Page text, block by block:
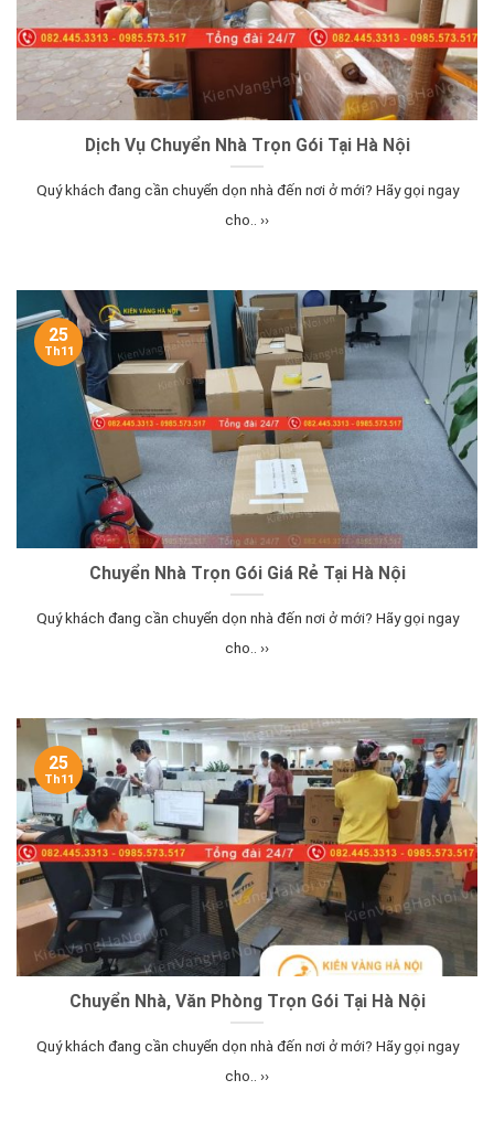
Dịch Vụ Chuyển Nhà Trọn Gói Tại Hà Nội
Quý khách đang cần chuyển dọn nhà đến nơi ở mới? Hãy gọi ngay
cho.. ››
Chuyển Nhà Trọn Gói Giá Rẻ Tại Hà Nội
Quý khách đang cần chuyển dọn nhà đến nơi ở mới? Hãy gọi ngay
cho.. ››
25
Th11
Chuyển Nhà, Văn Phòng Trọn Gói Tại Hà Nội
Quý khách đang cần chuyển dọn nhà đến nơi ở mới? Hãy gọi ngay
cho.. ››
25
Th11